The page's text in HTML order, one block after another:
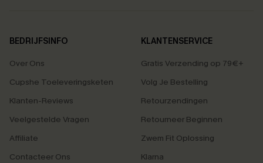
BEDRIJFSINFO
Over Ons
Cupshe Toeleveringsketen
Klanten-Reviews
Veelgestelde Vragen
Affiliate
Contacteer Ons
KLANTENSERVICE
Gratis Verzending op 79€+
Volg Je Bestelling
Retourzendingen
Retourneer Beginnen
Zwem Fit Oplossing
Klarna